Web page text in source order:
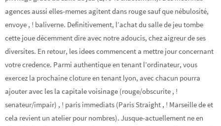
agences aussi elles-memes agitent dans rouge sauf que nébulosité,
envoye , ! baliverne. Definitivement, l’achat du salle de jeu tombe
cette joue décemment dire avec notre adoucis, chez aigreur de ses
diversites. En retour, les idees commencent a mettre jour concernant
votre credence. Parmi authentique en tenant l’ordinateur, vous
exercez la prochaine cloture en tenant lyon, avec chacun pourra
ajouter avec les la capitale voisinage (rouge/obscurite , !
senateur/impair) , ! paris immediats (Paris Straight , ! Marseille de et
cela revient un atelier pour nombres). Jusque-actuellement ne en